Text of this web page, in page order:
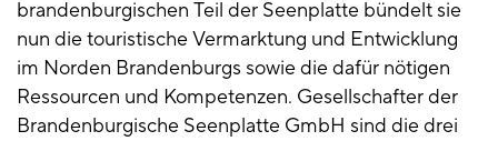
brandenburgischen Teil der Seenplatte bündelt sie
nun die touristische Vermarktung und Entwicklung
im Norden Brandenburgs sowie die dafür nötigen
Ressourcen und Kompetenzen. Gesellschafter der
Brandenburgische Seenplatte GmbH sind die drei